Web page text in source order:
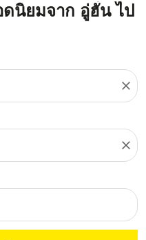
ดนิยมจาก อู่ฮั่น ไป
close
close